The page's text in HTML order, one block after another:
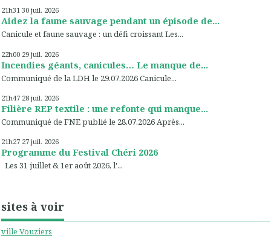
21h31 30 juil. 2026
Aidez la faune sauvage pendant un épisode de...
Canicule et faune sauvage : un défi croissant Les...
22h00 29 juil. 2026
Incendies géants, canicules… Le manque de...
Communiqué de la LDH le 29.07.2026 Canicule...
21h47 28 juil. 2026
Filière REP textile : une refonte qui manque...
Communiqué de FNE publié le 28.07.2026 Après...
21h27 27 juil. 2026
Programme du Festival Chéri 2026
Les 31 juillet & 1er août 2026, l'...
sites à voir
ville Vouziers